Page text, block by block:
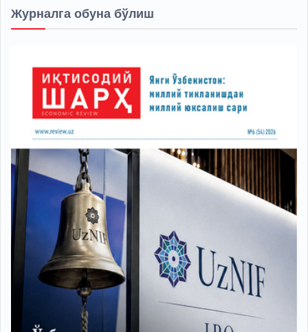
Журналга обуна бўлиш